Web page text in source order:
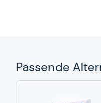
Pas­sende